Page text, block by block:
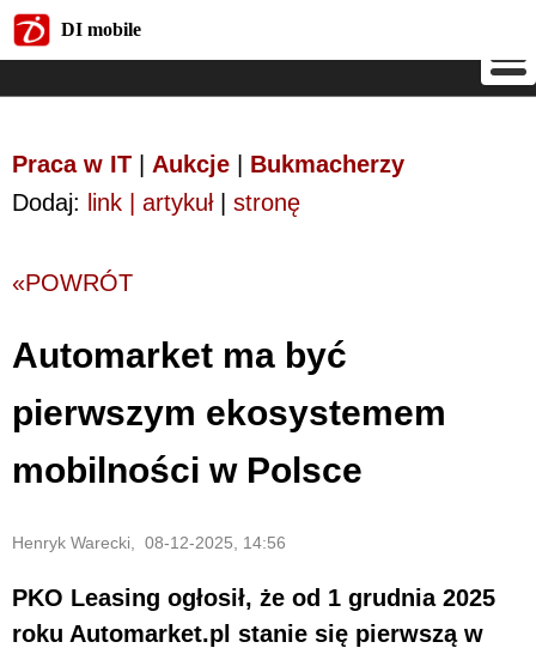
DI mobile
Praca w IT Aukcje
Bukmacherzy
Dodaj: link | artykuł| stronę
«POWRÓT
Automarket ma być
pierwszym ekosystemem
mobilności w Polsce
Henryk Warecki, 08-12-2025, 14:56
PKO Leasing ogłosił, że od 1 grudnia 2025
roku Automarket.pl stanie się pierwszą w
DI mobile